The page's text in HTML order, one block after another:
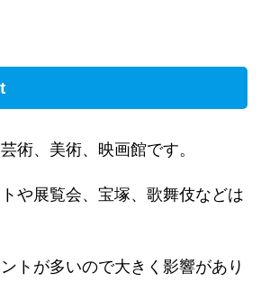
術、美術、映画館です。
や展覧会、宝塚、歌舞伎などは
トが多いので大きく影響があり